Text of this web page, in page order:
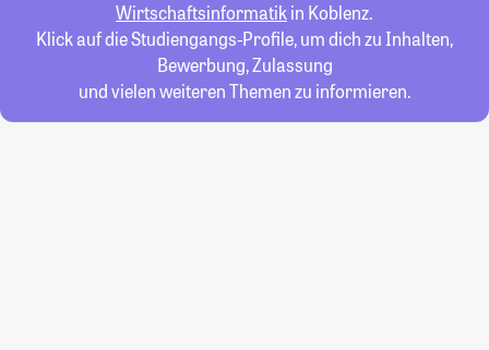
Wirtschaftsinformatikin Koblenz.
Klick auf die Studiengangs-Profile, um dich zu Inhalten,
Bewerbung, Zulassung
und vielen weiteren Themen zu informieren.